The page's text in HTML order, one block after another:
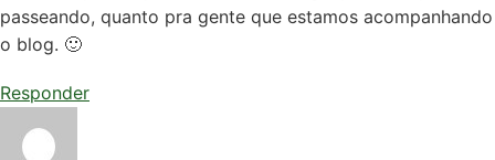
passeando, quanto pra gente que estamos acompanhando
o blog. 🙂
Responder